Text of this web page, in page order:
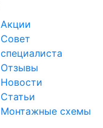
Акции
Совет
специалиста
Отзывы
Новости
Статьи
Монтажные схемы